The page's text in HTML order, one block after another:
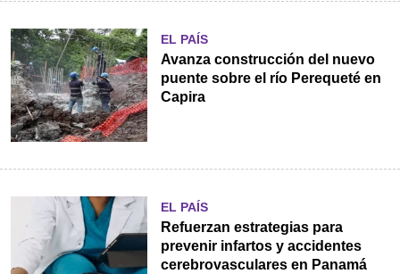
EL PAÍS
Avanza construcción del nuevo
puente sobre el río Perequeté en
Capira
EL PAÍS
Refuerzan estrategias para
prevenir infartos y accidentes
cerebrovasculares en Panamá